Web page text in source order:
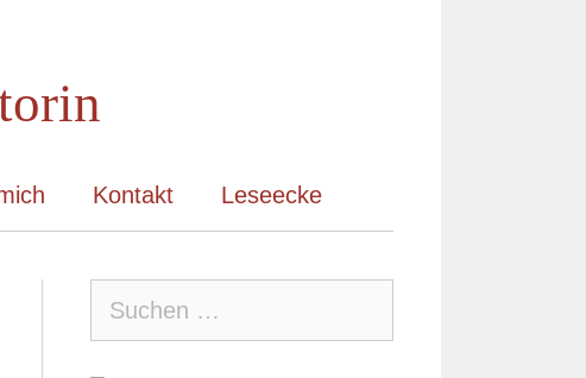
Kontakt Leseecke
nach: